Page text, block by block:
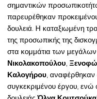
σημαντικών
παρευρέθηκαν
δουλειά. Η καταξιωμένη
της προσωπικής της
στα κομμάτια των
Νικολακοπούλου,
Καλογήρου, αναφέρθηκαν
συγκεκριμένου έργου, ενώ